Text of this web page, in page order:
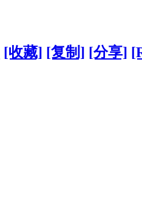
[收藏] [复制] [分享]